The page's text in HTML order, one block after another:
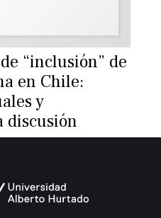
“inclusión” de
en Chile:
y
discusión